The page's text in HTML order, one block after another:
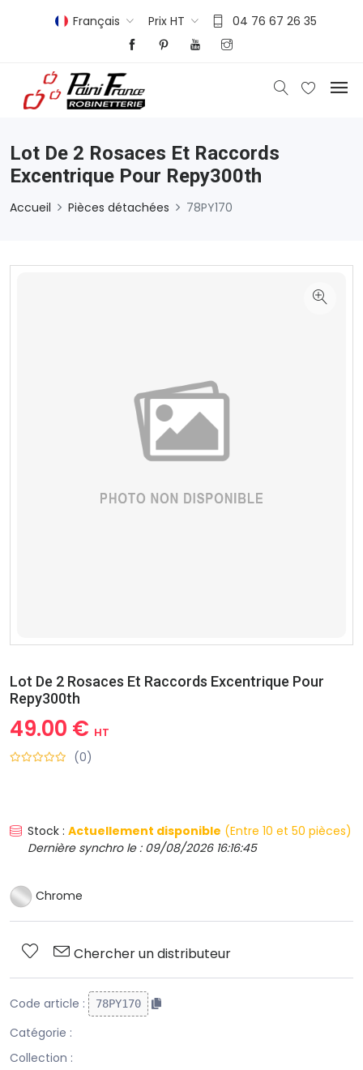
Français Prix HT 04 76 67 26 35
Lot De 2 Rosaces Et Raccords
Excentrique Pour Repy300th
Accueil Pièces détachées 78PY170
Lot De 2 Rosaces Et Raccords Excentrique Pour
Repy300th
49.00 € HT
(0)
Stock : Actuellement disponible (Entre 10 et 50 pièces)
Dernière synchro le : 09/08/2026 16:16:45
Chrome
Chercher un distributeur
Code article : 78PY170
Catégorie :
Collection :